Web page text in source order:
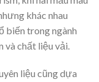
khác nhau
biến trong ngành
và chất liệu vải.
liệu cũng dựa